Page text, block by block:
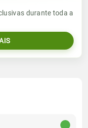
do ar
do ar
- 11km/h
durante toda a